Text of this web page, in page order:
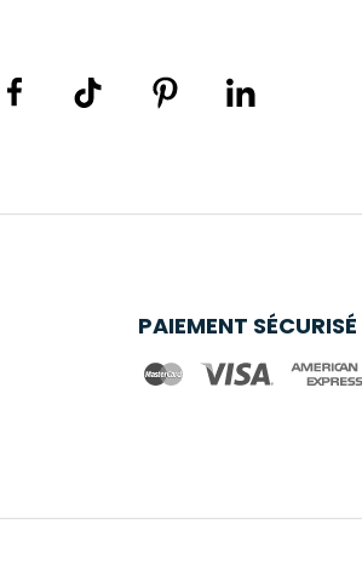
PAIEMENT SÉCURISÉ